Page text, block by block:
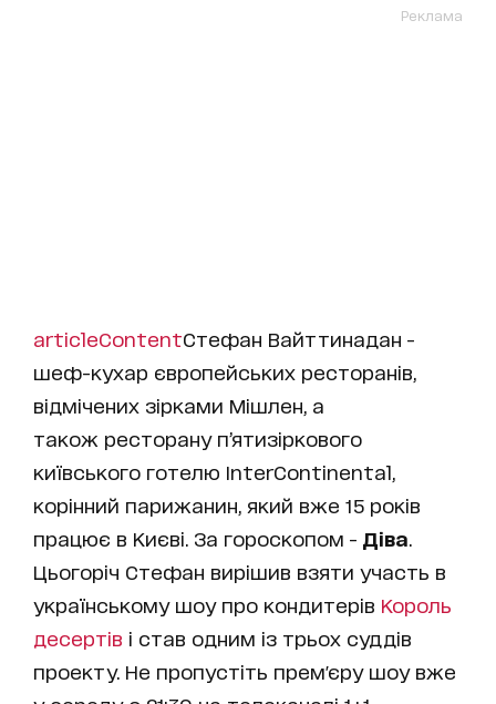
Реклама
articleContentСтефан Вайттинадан -
шеф-кухар європейських ресторанів,
відмічених зірками Мішлен, а
також ресторану п’ятизіркового
київського готелю InterContinental,
корінний парижанин, який вже 15 років
працює в Києві. За гороскопом - Діва
Цьогоріч Стефан вирішив взяти участь в
українському шоу про кондитерів Король
десертів і став одним із трьох суддів
проекту. Не пропустіть прем'єру шоу вже